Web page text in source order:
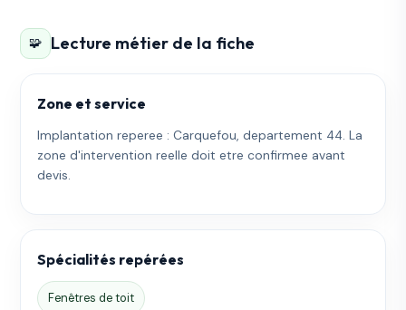
🧩 Lecture métier de la fiche
Zone et service
Implantation reperee : Carquefou, departement 44. La
zone d'intervention reelle doit etre confirmee avant
devis.
Spécialités repérées
Fenêtres de toit